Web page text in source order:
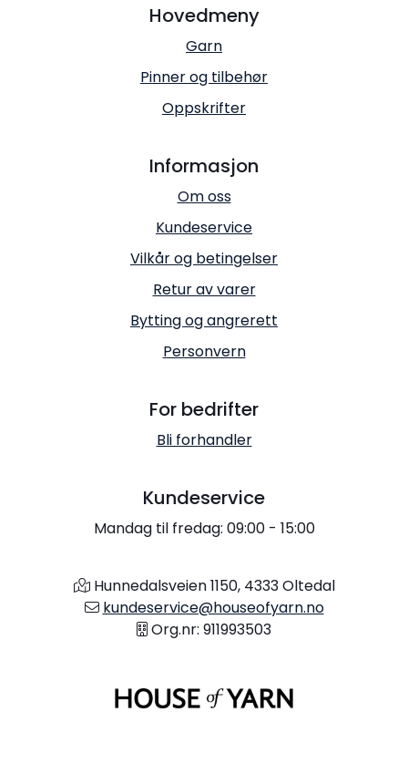
Hovedmeny
Garn
Pinner og tilbehør
Oppskrifter
Informasjon
Om oss
Kundeservice
Vilkår og betingelser
Retur av varer
Bytting og angrerett
Personvern
For bedrifter
Bli forhandler
Kundeservice
Mandag til fredag: 09:00 - 15:00
Hunnedalsveien 1150, 4333 Oltedal
kundeservice@houseofyarn.no
Org.nr: 911993503